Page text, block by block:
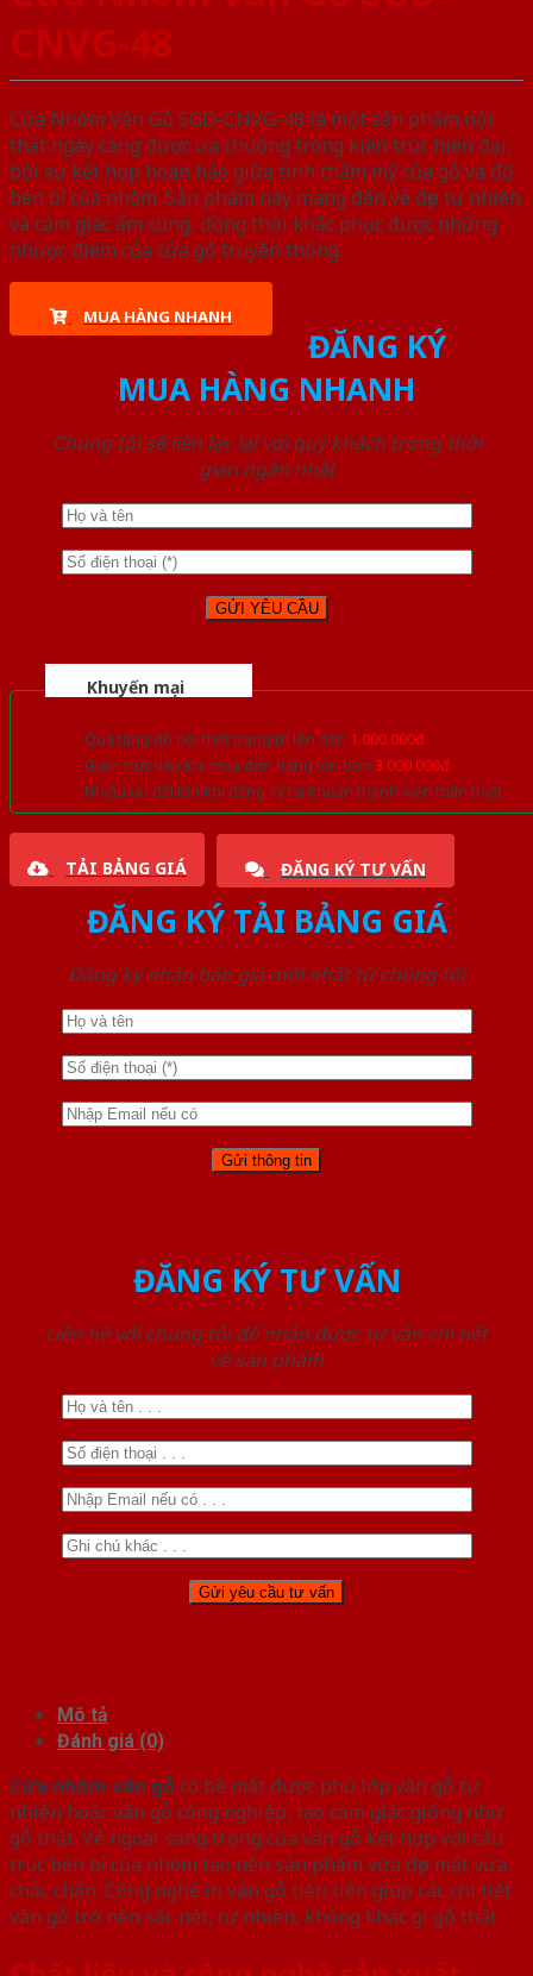
CNVG-48
Cửa Nhôm Vân Gỗ SGD-CNVG-48 là một sản phẩm nội
thất ngày càng được ưa chuộng trong kiến trúc hiện đại,
bởi sự kết hợp hoàn hảo giữa tính thẩm mỹ của gỗ và độ
bền bỉ của nhôm. Sản phẩm này mang đến vẻ đẹp tự nhiên
và cảm giác ấm cúng, đồng thời khắc phục được những
nhược điểm của cửa gỗ truyền thống.
MUA HÀNG NHANH
ĐĂNG KÝ
MUA HÀNG NHANH
Chúng tôi sẽ liên lạc lại với quý khách trong thời
gian ngắn nhất
Khuyến mại
Quà tặng đồ nội thất trang trí lên đến 1.000.000đ
Giảm trực tiếp khi mua đơn hàng lớn hơn 3.000.000đ
Nhiều ưu đãi lớn khi đăng ký tài khoản thành viên thân thiết
TẢI BẢNG GIÁ ĐĂNG KÝ TƯ VẤN
ĐĂNG KÝ TẢI BẢNG GIÁ
Đăng ký nhận báo giá mới nhất từ chúng tôi
ĐĂNG KÝ TƯ VẤN
Liên hệ với chúng tôi để nhận được tư vấn chi tiết
về sản phẩm
Mô tả
Đánh giá (0)
Cửa nhôm vân gỗcó bề mặt được phủ lớp vân gỗ tự
nhiên hoặc vân gỗ công nghiệp, tạo cảm giác giống như
gỗ thật. Vẻ ngoài sang trọng của vân gỗ kết hợp với cấu
trúc bền bỉ của nhôm tạo nên sản phẩm vừa đẹp mắt vừa
chắc chắn. Công nghệ in vân gỗ tiên tiến giúp các chi tiết
vân gỗ trở nên sắc nét, tự nhiên, không khác gì gỗ thật.